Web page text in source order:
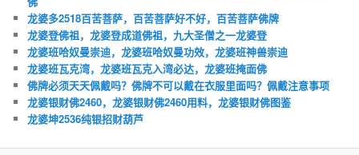
龙婆多2518百苦菩萨，百苦菩萨好不好，百苦菩萨佛牌
龙婆登佛祖，龙婆登成道佛祖，九大圣僧之一龙婆登
龙婆班哈奴曼崇迪，龙婆班哈奴曼功效，龙婆班神兽崇迪
龙婆班瓦克湾，龙婆班瓦克入湾必达，龙婆班掩面佛
佛牌必须天天佩戴吗？佛牌不可以戴在衣服里面吗？佩戴注意事项
龙婆银财佛2460，龙婆银财佛2460用料，龙婆银财佛图鉴
龙婆坤2536纯银招财葫芦